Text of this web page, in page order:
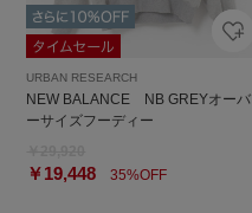
URBAN RESEARCH
NEW BALANCE NB GREYオーバ
ーサイズフーディー
￥19,448 35%OFF